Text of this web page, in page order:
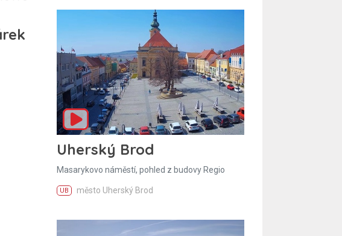
Uherský Brod
Masarykovo náměstí, pohled z budovy Regio
UB město Uherský Brod